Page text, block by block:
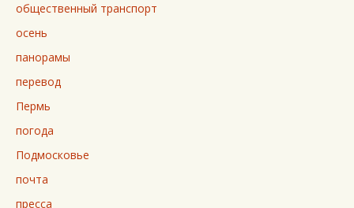
общественный транспорт
осень
панорамы
перевод
Пермь
погода
Подмосковье
почта
пресса